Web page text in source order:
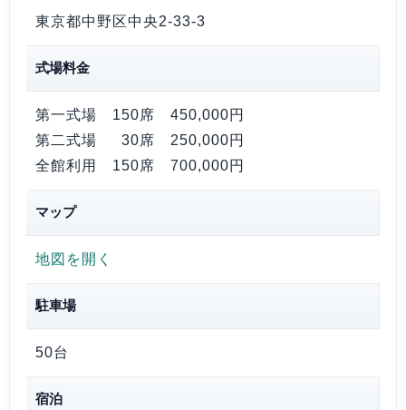
東京都中野区中央2-33-3
式場料金
第一式場 150席 450,000円
第二式場 30席 250,000円
全館利用 150席 700,000円
マップ
地図を開く
駐車場
50台
宿泊